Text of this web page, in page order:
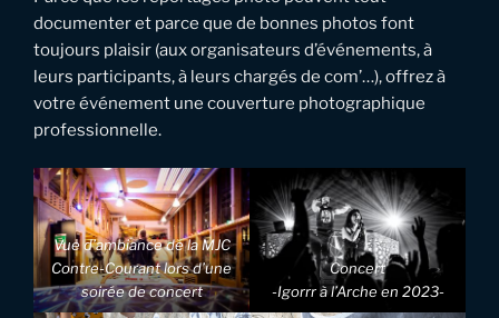
documenter et parce que de bonnes photos font
toujours plaisir (aux organisateurs d’événements, à
leurs participants, à leurs chargés de com’…), offrez à
votre événement une couverture photographique
professionnelle.
Vue d’ambiance de la MJC
Contre-Courant lors d’une
soirée de concert
Concert
-Igorrr à l’Arche en 2023-